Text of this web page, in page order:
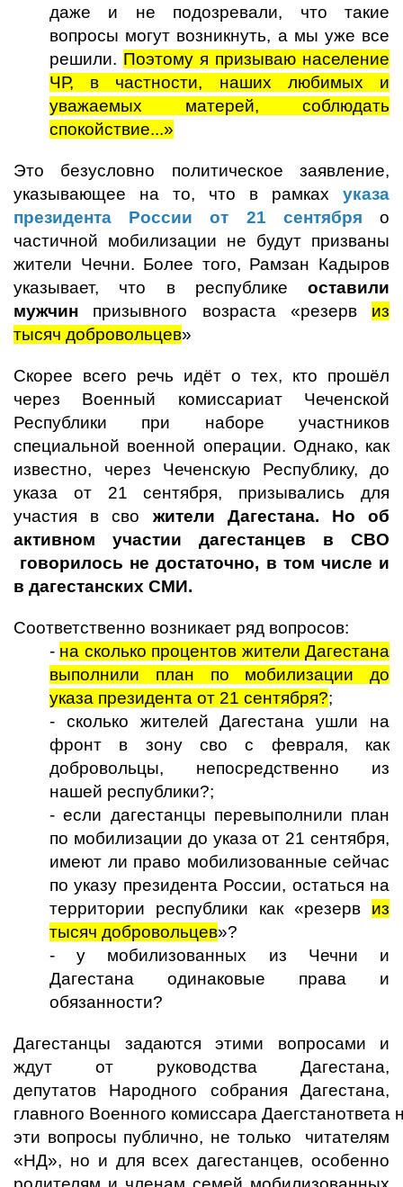
даже и не подозревали, что такие
вопросы могут возникнуть, а мы уже все
решили. Поэтому я призываю население
ЧР, в частности, наших любимых и
уважаемых матерей, соблюдать
спокойствие...»
Это безусловно политическое заявление,
указывающее на то, что в рамках указа
президента России от 21 сентября о
частичной мобилизации не будут призваны
жители Чечни. Более того, Рамзан Кадыров
указывает, что в республике оставили
мужчин призывного возраста «резерв из
тысяч добровольцев»
Скорее всего речь идёт о тех, кто прошёл
через Военный комиссариат Чеченской
Республики при наборе участников
специальной военной операции. Однако, как
известно, через Чеченскую Республику, до
указа от 21 сентября, призывались для
участия в сво жители Дагестана. Но об
активном участии дагестанцев в СВО
говорилось не достаточно, в том числе и
в дагестанских СМИ.
Соответственно возникает ряд вопросов:
- на сколько процентов жители Дагестана
выполнили план по мобилизации до
указа президента от 21 сентября?;
- сколько жителей Дагестана ушли на
фронт в зону сво с февраля, как
добровольцы, непосредственно из
нашей республики?;
- если дагестанцы перевыполнили план
по мобилизации до указа от 21 сентября,
имеют ли право мобилизованные сейчас
по указу президента России, остаться на
территории республики как «резерв из
тысяч добровольцев»?
- у мобилизованных из Чечни и
Дагестана одинаковые права и
обязанности?
Дагестанцы задаются этими вопросами и
ждут от руководства Дагестана,
депутатов Народного собрания Дагестана,
главного Военного комиссара Даегстанответа
эти вопросы публично, не только читателям
«НД», но и для всех дагестанцев, особенно